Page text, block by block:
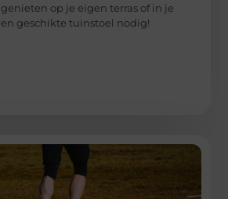
op je eigen terras of in je
geschikte tuinstoel nodig!